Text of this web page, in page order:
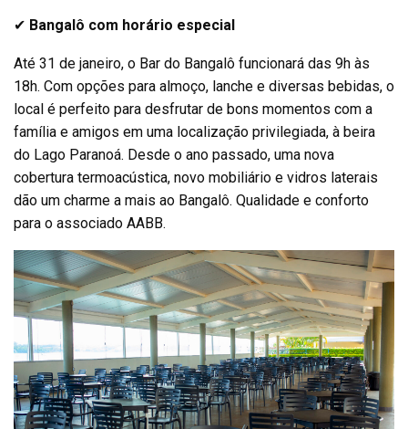
✔ Bangalô com horário especial
Até 31 de janeiro, o Bar do Bangalô funcionará das 9h às
18h. Com opções para almoço, lanche e diversas bebidas, o
local é perfeito para desfrutar de bons momentos com a
família e amigos em uma localização privilegiada, à beira
do Lago Paranoá. Desde o ano passado, uma nova
cobertura termoacústica, novo mobiliário e vidros laterais
dão um charme a mais ao Bangalô. Qualidade e conforto
para o associado AABB.